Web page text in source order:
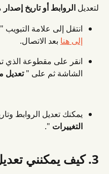
لتعديل الروابط أو تاريخ إصدار
انتقل إلى علامة التبويب "
إلى هنا بعد الاتصال.
انقر على مقطوعة الذي
الشاشة ثم على " تعديل
يمكنك تعديل الروابط
التغييرات ".
3. كيف يمكنني تعديل عرض حملة ؟